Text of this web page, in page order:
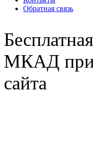
Обратная связь
МКАД при
сайта